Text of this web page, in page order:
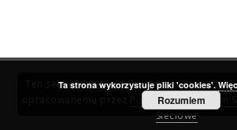
Ten serwis działa dzięki oprogramowaniu
Poznańskie
Sieciowe
Ta strona wykorzystuje pliki 'cookies'.
Rozumiem